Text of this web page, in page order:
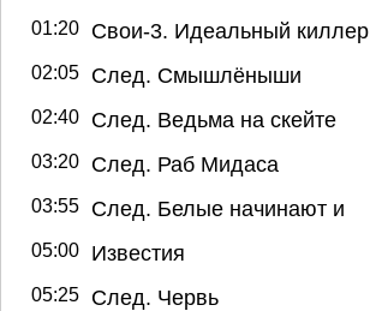
01:20 Свои-3. Идеальный киллер
02:05 След. Смышлёныши
02:40 След. Ведьма на скейте
03:20 След. Раб Мидаса
03:55 След. Белые начинают и
05:00 Известия
05:25 След. Червь